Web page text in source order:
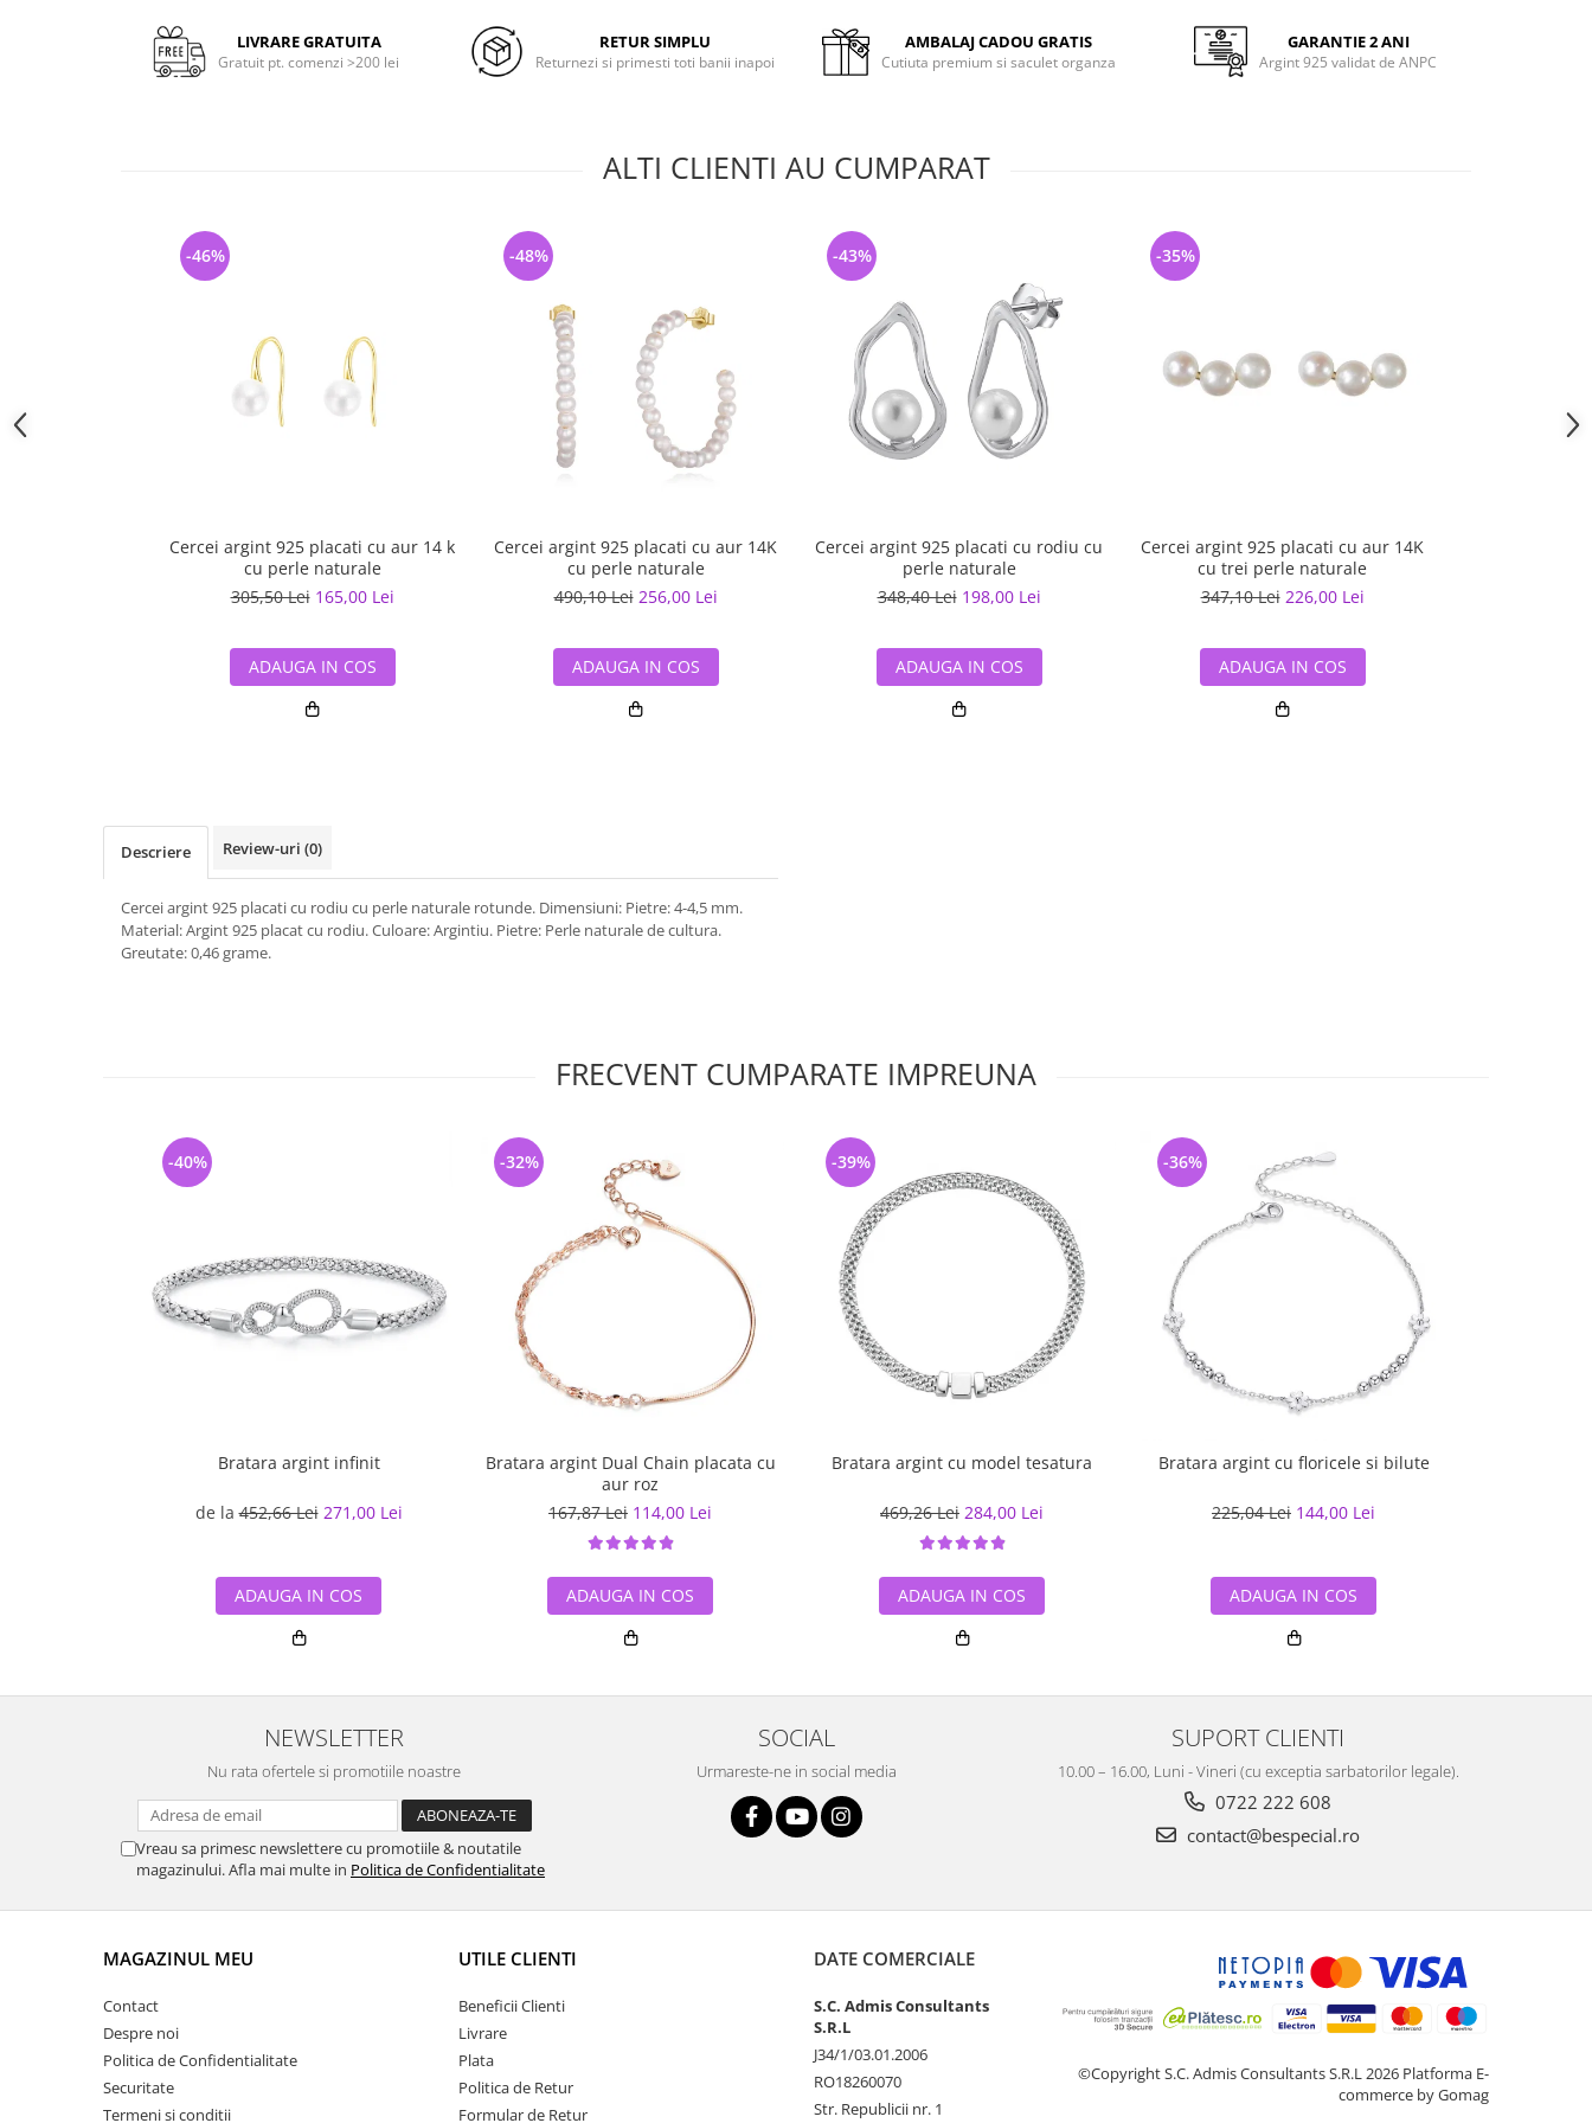
LIVRARE GRATUITA
Gratuit pt. comenzi >200 lei
RETUR SIMPLU
Returnezi si primesti toti banii inapoi
AMBALAJ CADOU GRATIS
Cutiuta premium si saculet organza
GARANTIE 2 ANI
Argint 925 validat de ANPC
ALTI CLIENTI AU CUMPARAT
Cercei argint 925 placati cu aur 14 k
cu perle naturale
305,50 Lei 165,00 Lei
-46%
ADAUGA IN COS
Cercei argint 925 placati cu aur 14K
cu perle naturale
490,10 Lei 256,00 Lei
-48%
ADAUGA IN COS
Cercei argint 925 placati cu rodiu cu
perle naturale
348,40 Lei 198,00 Lei
-43%
ADAUGA IN COS
Cercei argint 925 placati cu aur 14K
cu trei perle naturale
347,10 Lei 226,00 Lei
-35%
ADAUGA IN COS
Descriere Review-uri (0)
Cercei argint 925 placati cu rodiu cu perle naturale rotunde. Dimensiuni: Pietre: 4-4,5 mm.
Material: Argint 925 placat cu rodiu. Culoare: Argintiu. Pietre: Perle naturale de cultura.
Greutate: 0,46 grame.
FRECVENT CUMPARATE IMPREUNA
Bratara argint infinit
de la452,66 Lei 271,00 Lei
-40%
ADAUGA IN COS
Bratara argint Dual Chain placata cu
aur roz
167,87 Lei 114,00 Lei
-32%
ADAUGA IN COS
Bratara argint cu model tesatura
469,26 Lei 284,00 Lei
-39%
ADAUGA IN COS
Bratara argint cu floricele si bilute
225,04 Lei 144,00 Lei
-36%
ADAUGA IN COS
NEWSLETTER
Nu rata ofertele si promotiile noastre
Vreau sa primesc newslettere cu promotiile & noutatile
magazinului. Afla mai multe in Politica de Confidentialitate
SOCIAL
Urmareste-ne in social media
SUPORT CLIENTI
10.00 – 16.00, Luni - Vineri (cu exceptia sarbatorilor legale).
0722 222 608
contact@bespecial.ro
MAGAZINUL MEU
Contact
Despre noi
Politica de Confidentialitate
Securitate
Termeni si conditii
UTILE CLIENTI
Beneficii Clienti
Livrare
Plata
Politica de Retur
Formular de Retur
DATE COMERCIALE
S.C. Admis Consultants
S.R.L
J34/1/03.01.2006
RO18260070
Str. Republicii nr. 1
©Copyright S.C. Admis Consultants S.R.L 2026 Platforma E-
commerce by Gomag